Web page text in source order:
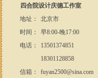
四合院设计庆德工作室
地址：
北京市
时间：
早8:00-晚17:00
电话：
13501374851
18301128858
信箱：
fuyan2500@sina.com